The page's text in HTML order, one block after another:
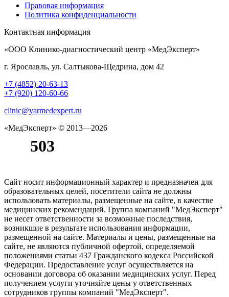
Правовая информация
Политика конфиденциальности
Контактная информация
«ООО Клинико-диагностический центр «МедЭксперт»
г. Ярославль, ул. Салтыкова-Щедрина, дом 42
+7 (4852) 20-63-13
+7 (920) 120-60-66
clinic@yarmedexpert.ru
«МедЭксперт» © 2013—2026
Сайт носит информационный характер и предназначен для
образовательных целей, посетители сайта не должны
использовать материалы, размещенные на сайте, в качестве
медицинских рекомендаций. Группа компаний "МедЭксперт"
не несет ответственности за возможные последствия,
возникшие в результате использования информации,
размещенной на сайте. Материалы и цены, размещенные на
сайте, не являются публичной офертой, определяемой
положениями статьи 437 Гражданского кодекса Российской
Федерации. Предоставление услуг осуществляется на
основании договора об оказании медицинских услуг. Перед
получением услуги уточняйте цены у ответственных
сотрудников группы компаний "МедЭксперт".